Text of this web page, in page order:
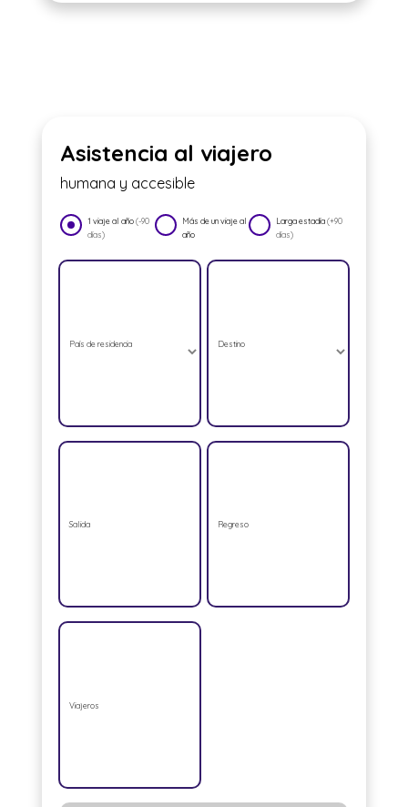
Asistencia al viajero
humana y accesible
1 viaje al año(-90
días)
Más de un viaje al
año
Larga estadía(+90
días)
País de residencia
Salida
Viajeros
Destino
Regreso